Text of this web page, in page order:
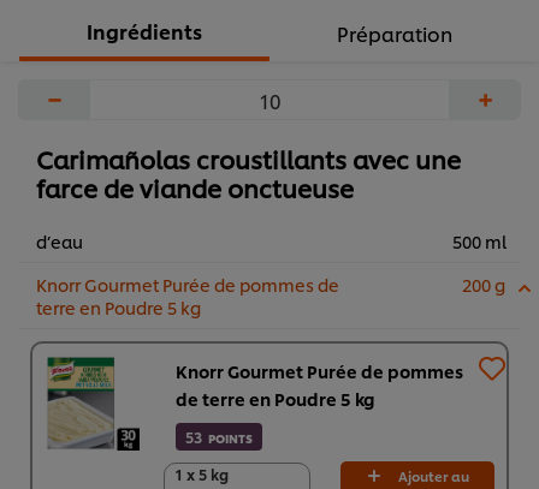
Ingrédients Préparation
− +
Carimañolas croustillants avec une
farce de viande onctueuse
d’eau
500 ml
Knorr Gourmet Purée de pommes de
terre en Poudre 5 kg
200 g
Knorr Gourmet Purée de pommes
de terre en Poudre 5 kg
53 POINTS
1 x 5 kg
1 x 5 kg
Ajouter au